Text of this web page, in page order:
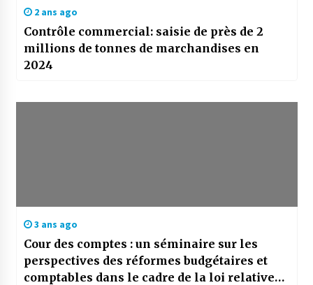
2 ans ago
Contrôle commercial: saisie de près de 2
millions de tonnes de marchandises en
2024
3 ans ago
Cour des comptes : un séminaire sur les
perspectives des réformes budgétaires et
comptables dans le cadre de la loi relative